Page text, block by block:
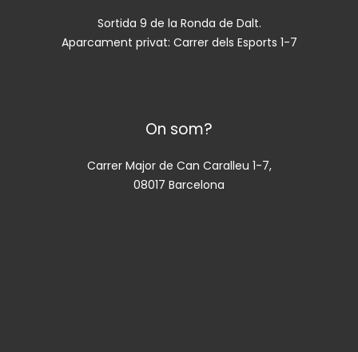
Sortida 9 de la Ronda de Dalt.
Aparcament privat: Carrer dels Esports 1-7
On som?
Carrer Major de Can Caralleu 1-7,
08017 Barcelona